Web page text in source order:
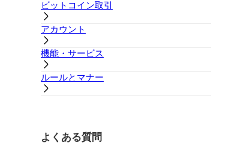
ビットコイン取引
アカウント
機能・サービス
ルールとマナー
よくある質問